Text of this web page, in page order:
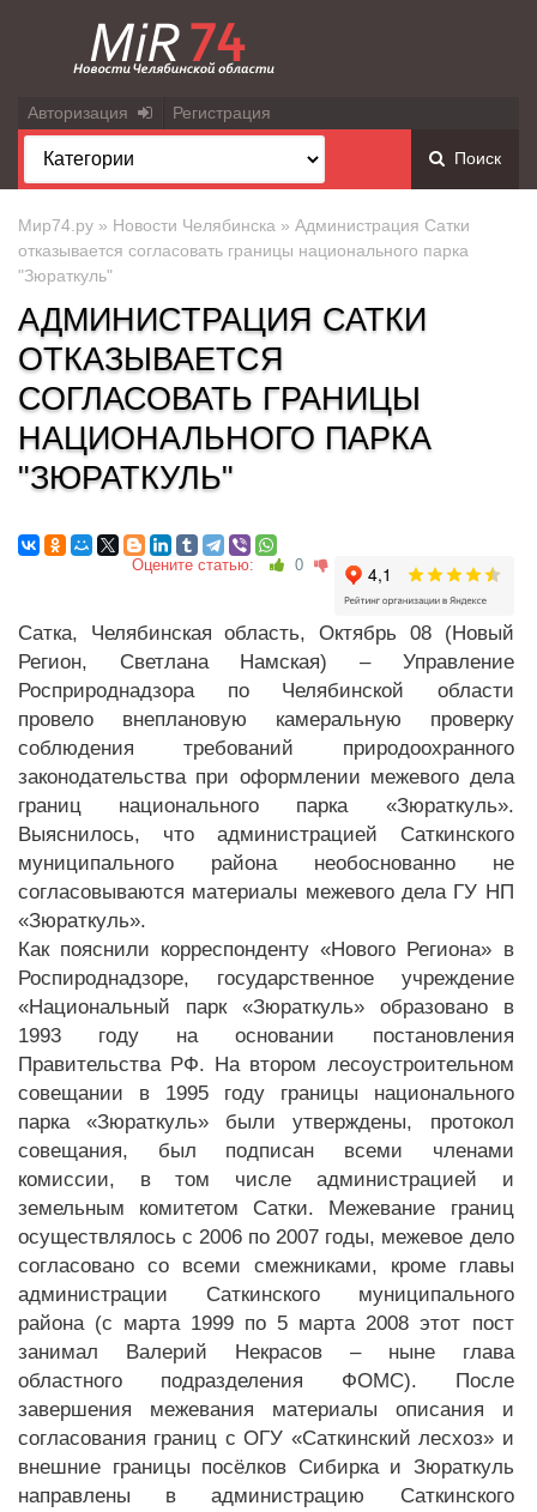
Авторизация Регистрация
Поиск
Мир74.ру » Новости Челябинска » Администрация Сатки
отказывается согласовать границы национального парка
"Зюраткуль"
АДМИНИСТРАЦИЯ САТКИ
ОТКАЗЫВАЕТСЯ
СОГЛАСОВАТЬ ГРАНИЦЫ
НАЦИОНАЛЬНОГО ПАРКА
"ЗЮРАТКУЛЬ"
Оцените статью: 0
Сатка, Челябинская область, Октябрь 08 (Новый
Регион, Светлана Намская) – Управление
Росприроднадзора по Челябинской области
провело внеплановую камеральную проверку
соблюдения требований природоохранного
законодательства при оформлении межевого дела
границ национального парка «Зюраткуль».
Выяснилось, что администрацией Саткинского
муниципального района необоснованно не
согласовываются материалы межевого дела ГУ НП
«Зюраткуль».
Как пояснили корреспонденту «Нового Региона» в
Роспироднадзоре, государственное учреждение
«Национальный парк «Зюраткуль» образовано в
1993 году на основании постановления
Правительства РФ. На втором лесоустроительном
совещании в 1995 году границы национального
парка «Зюраткуль» были утверждены, протокол
совещания, был подписан всеми членами
комиссии, в том числе администрацией и
земельным комитетом Сатки. Межевание границ
осуществлялось с 2006 по 2007 годы, межевое дело
согласовано со всеми смежниками, кроме главы
администрации Саткинского муниципального
района (с марта 1999 по 5 марта 2008 этот пост
занимал Валерий Некрасов – ныне глава
областного подразделения ФОМС). После
завершения межевания материалы описания и
согласования границ с ОГУ «Саткинский лесхоз» и
внешние границы посёлков Сибирка и Зюраткуль
направлены в администрацию Саткинского